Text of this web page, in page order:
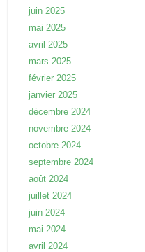
juin 2025
mai 2025
avril 2025
mars 2025
février 2025
janvier 2025
décembre 2024
novembre 2024
octobre 2024
septembre 2024
août 2024
juillet 2024
juin 2024
mai 2024
avril 2024